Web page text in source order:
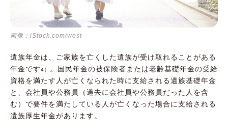
画像：iStock.com/west
遺族年金は、ご家族を亡くした遺族が受け取れることがある
年金です4）
。国民年金の被保険者または老齢基礎年金の受給
資格を満たす人が亡くなられた時に支給される遺族基礎年金
と、会社員や公務員（過去に会社員や公務員だった人を含
む）で要件を満たしている人が亡くなった場合に支給される
遺族厚生年金があります。